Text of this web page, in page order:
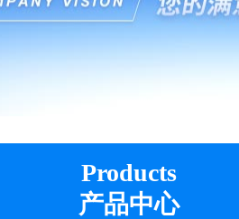
Products
产品中心